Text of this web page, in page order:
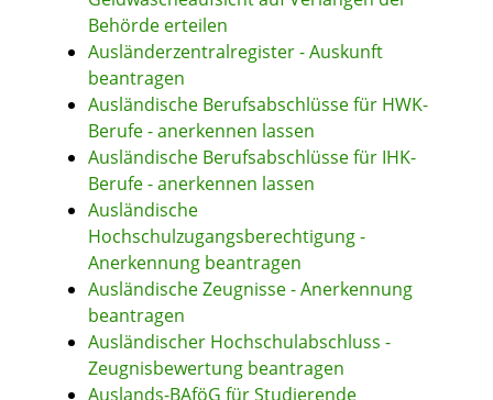
Behörde erteilen
Ausländerzentralregister - Auskunft
beantragen
Ausländische Berufsabschlüsse für HWK-
Berufe - anerkennen lassen
Ausländische Berufsabschlüsse für IHK-
Berufe - anerkennen lassen
Ausländische
Hochschulzugangsberechtigung -
Anerkennung beantragen
Ausländische Zeugnisse - Anerkennung
beantragen
Ausländischer Hochschulabschluss -
Zeugnisbewertung beantragen
Auslands-BAföG für Studierende